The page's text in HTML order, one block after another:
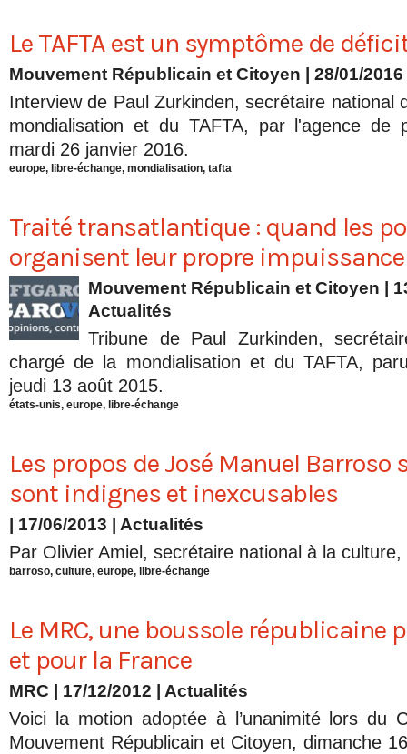
Le TAFTA est un symptôme de
Mouvement Républicain et Citoyen | 28/01/2016
Interview de Paul Zurkinden, secrétaire national
mondialisation et du TAFTA, par l'agence de
mardi 26 janvier 2016.
europe, libre-échange, mondialisation, tafta
Traité transatlantique : quand les
organisent leur propre impuissance
Mouvement Républicain et Citoyen |
Actualités
Tribune de Paul Zurkinden,
chargé de la mondialisation et du TAFTA,
jeudi 13 août 2015.
états-unis, europe, libre-échange
Les propos de José Manuel Barroso
sont indignes et inexcusables
| 17/06/2013 Actualités
Par Olivier Amiel, secrétaire national à la
barroso, culture, europe, libre-échange
Le MRC, une boussole républicaine
et pour la France
MRC | 17/12/2012 Actualités
Voici la motion adoptée à l’unanimité lors du
Mouvement Républicain et Citoyen, dimanche